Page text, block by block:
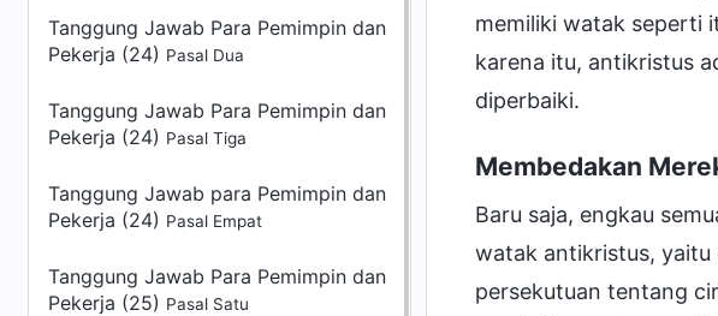
Tanggung Jawab Para Pemimpin dan
Pekerja (24) Pasal Dua
Tanggung Jawab Para Pemimpin dan
Pekerja (24) Pasal Tiga
Tanggung Jawab para Pemimpin dan
Pekerja (24) Pasal Empat
Tanggung Jawab Para Pemimpin dan
Pekerja (25) Pasal Satu
memiliki watak seperti
karena itu, antikristus
diperbaiki.
Membedakan
Baru saja, engkau
watak antikristus, yaitu
persekutuan tentang